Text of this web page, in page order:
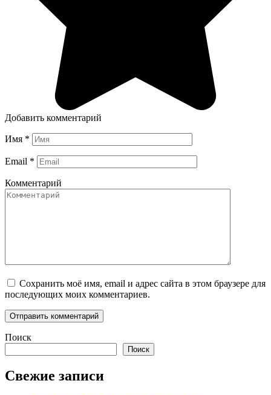
Добавить комментарий
Имя *
Email *
Комментарий
Сохранить моё имя, email и адрес сайта в этом браузере для
последующих моих комментариев.
Поиск
Поиск
Свежие записи